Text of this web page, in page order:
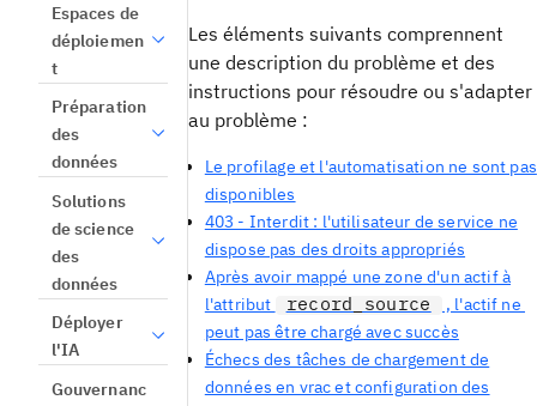
Espaces de
déploiemen
t
Préparation
des
données
Solutions
de science
des
données
Déployer
l'IA
Gouvernanc
Les éléments suivants comprennent
une description du problème et des
instructions pour résoudre ou s'adapter
au problème :
Le profilage et l'automatisation ne sont pas
disponibles
403 - Interdit : l'utilisateur de service ne
dispose pas des droits appropriés
Après avoir mappé une zone d'un actif à
l'attribut
record_source
, l'actif ne
peut pas être chargé avec succès
Échecs des tâches de chargement de
données en vrac et configuration des